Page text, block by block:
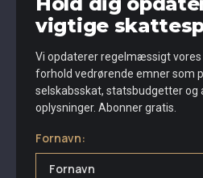
vigtige
Vi opdaterer regelmæssigt
forhold vedrørende emner som
selskabsskat, statsbudgetter og
oplysninger. Abonner gratis.
Fornavn: